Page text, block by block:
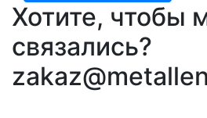
Хотите, чтобы
связались?